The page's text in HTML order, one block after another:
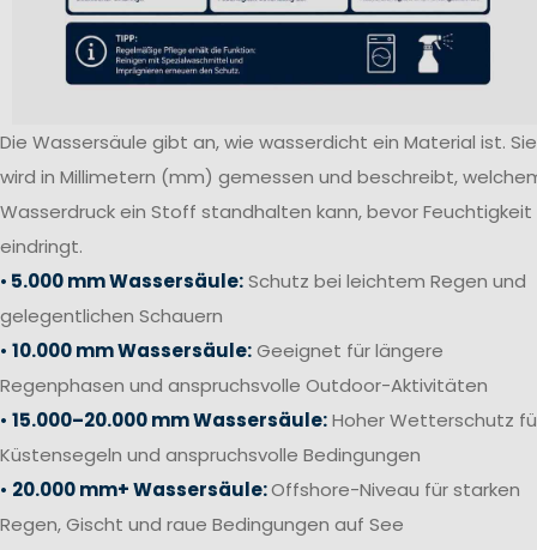
Die Wassersäule gibt an, wie wasserdicht ein Material ist. Sie
wird in Millimetern (mm) gemessen und beschreibt,
Wasserdruck ein Stoff standhalten kann, bevor Feuchtigkeit
eindringt.
• 5.000 mm Wassersäule:Schutz bei leichtem Regen und
gelegentlichen Schauern
• 10.000 mm Wassersäule:Geeignet für längere
Regenphasen und anspruchsvolle Outdoor-Aktivitäten
• 15.000–20.000 mm Wassersäule:Hoher Wetterschutz
Küstensegeln und anspruchsvolle Bedingungen
• 20.000 mm+ Wassersäule:Offshore-Niveau für starken
Regen, Gischt und raue Bedingungen auf See